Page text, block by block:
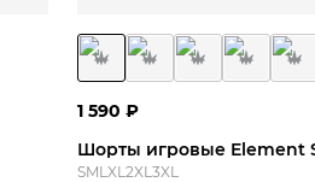
1 590 ₽
Шорты игровые Element
SML XL 2XL 3XL